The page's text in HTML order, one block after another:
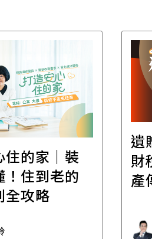
住的家｜裝
！住到老的
全攻略
遺
財
產